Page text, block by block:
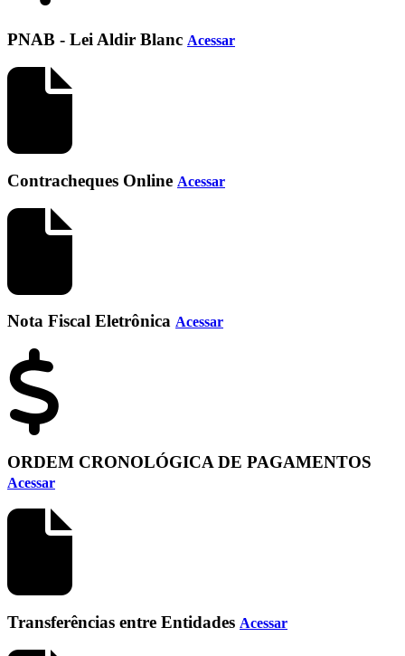
PNAB - Lei Aldir Blanc Acessar
Contracheques Online Acessar
Nota Fiscal Eletrônica Acessar
ORDEM CRONOLÓGICA DE PAGAMENTOS
Acessar
Transferências entre Entidades Acessar